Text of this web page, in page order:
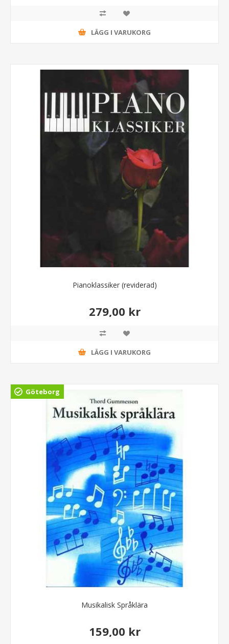
LÄGG I VARUKORG
Pianoklassiker (reviderad)
279,00 kr
LÄGG I VARUKORG
Göteborg
Musikalisk Språklära
159,00 kr